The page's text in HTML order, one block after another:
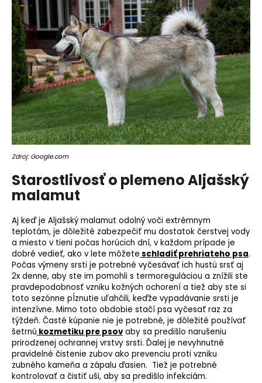
Zdroj: Google.com
Starostlivosť o plemeno Aljašský
malamut
Aj keď je Aljašský malamut odolný voči extrémnym
teplotám, je dôležité zabezpečiť mu dostatok čerstvej vody
a miesto v tieni počas horúcich dní, v každom prípade je
dobré vedieť, ako v lete môžete schladiť prehriateho psa.
Počas výmeny srsti je potrebné vyčesávať ich hustú srsť aj
2x denne, aby ste im pomohli s termoreguláciou a znížili ste
pravdepodobnosť vzniku kožných ochorení a tiež aby ste si
toto sezónne pĺznutie uľahčili, keďže vypadávanie srsti je
intenzívne. Mimo toto obdobie stačí psa vyčesať raz za
týždeň. Časté kúpanie nie je potrebné, je dôležité používať
šetrnú kozmetiku pre psov aby sa predišlo narušeniu
prirodzenej ochrannej vrstvy srsti. Ďalej je nevyhnutné
pravidelné čistenie zubov ako prevenciu proti vzniku
zubného kameňa a zápalu ďasien. Tiež je potrebné
kontrolovať a čistiť uši, aby sa predišlo infekciám.